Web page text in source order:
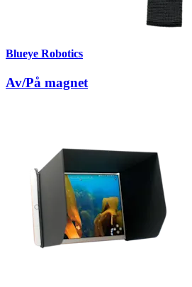
Blueye Robotics
Av/På magnet